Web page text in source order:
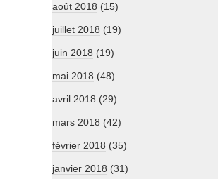
août 2018 (15)
juillet 2018 (19)
juin 2018 (19)
mai 2018 (48)
avril 2018 (29)
mars 2018 (42)
février 2018 (35)
janvier 2018 (31)